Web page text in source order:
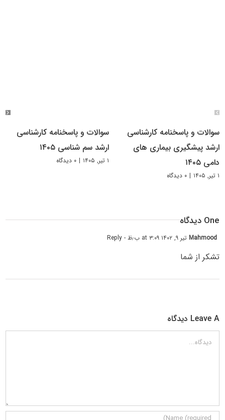
سوالات و پاسخنامه کارشناسی
ارشد پیشگیری بیماری های
دامی ۱۴۰۵
۱ تیر, ۱۴۰۵ | ۰ دیدگاه
سوالات و پاسخنامه کارشناسی
ارشد سم شناسی ۱۴۰۵
۱ تیر, ۱۴۰۵ | ۰ دیدگاه
One دیدگاه
Mahmoodتیر ۹, ۱۴۰۲ at ۳:۰۹ ب٫ظ - Reply
تشکر از شما
Leave A دیدگاه
دیدگاه